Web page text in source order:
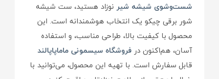
شست‌وشوی شیشه شیر نوزاد هستید، ست شیشه
شور برقی چیکو یک انتخاب هوشمندانه است. این
محصول با کیفیت بالا، طراحی مناسب، و استفاده
آسان، هم‌اکنون در فروشگاه سیسمونی ماماپاپالند
قابل سفارش است. با تهیه این محصول، می‌توانید با